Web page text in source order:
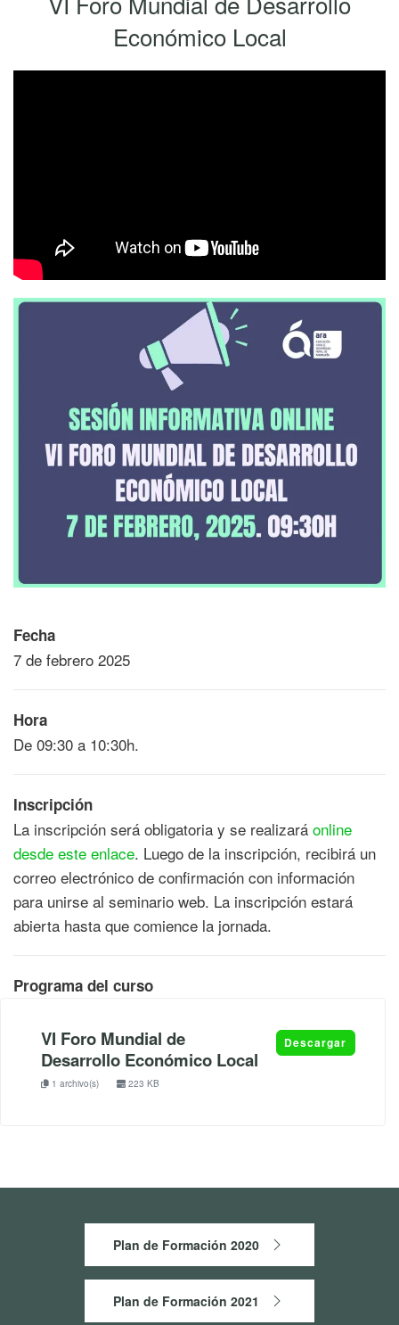
Económico Local
Fecha
7 de febrero 2025
Hora
De 09:30 a 10:30h.
Inscripción
La inscripción será obligatoria y se realizará online
desde este enlace. Luego de la inscripción, recibirá un
correo electrónico de confirmación con información
para unirse al seminario web. La inscripción estará
abierta hasta que comience la jornada.
Programa del curso
VI Foro Mundial de
Desarrollo Económico Local
1 archivo(s) 223 KB
Descargar
Plan de Formación 2020
Plan de Formación 2021